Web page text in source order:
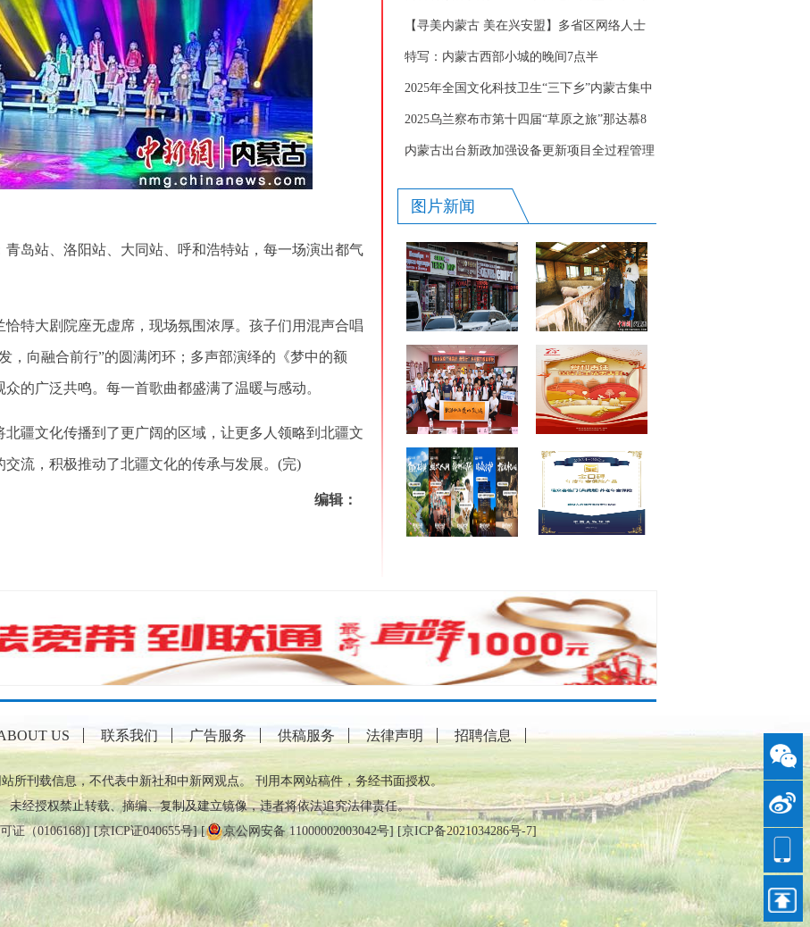
站、洛阳站、大同站、呼和浩特站，每一场演出都气
大剧院座无虚席，现场氛围浓厚。孩子们用混声合唱
，向融合前行”的圆满闭环；多声部演绎的《梦中的额
的广泛共鸣。每一首歌曲都盛满了温暖与感动。
文化传播到了更广阔的区域，让更多人领略到北疆文
流，积极推动了北疆文化的传承与发展。(完)
编辑：
绿装
【寻美内蒙古 美在兴安盟】多省区网络人士
齐聚兴安盟 多角度探寻内蒙古之美
特写：内蒙古西部小城的晚间7点半
2025年全国文化科技卫生“三下乡”内蒙古集中
示范活动举行
2025乌兰察布市第十四届“草原之旅”那达慕8
月8日启幕
内蒙古出台新政加强设备更新项目全过程管理
图片新闻
US 联系我们 广告服务 供稿服务 法律声明 招聘信息
所刊载信息，不代表中新社和中新网观点。 刊用本网站稿件，务经书面授权。
未经授权禁止转载、摘编、复制及建立镜像，违者将依法追究法律责任。
证（0106168)] [京ICP证040655号] [ 京公网安备 11000002003042号] [京ICP备2021034286号-7]